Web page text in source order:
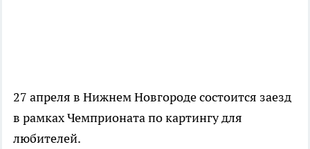
27 апреля в Нижнем Новгороде состоится заезд
в рамках Чемприоната по картингу для
любителей.